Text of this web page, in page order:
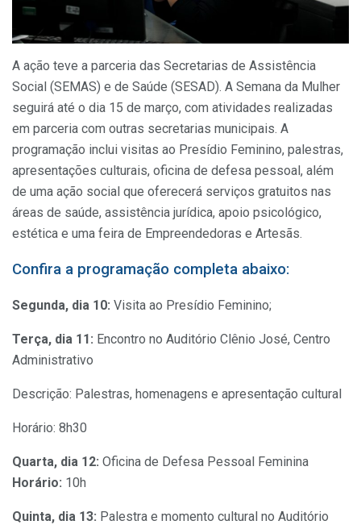
A ação teve a parceria das Secretarias de Assistência
Social (SEMAS) e de Saúde (SESAD). A Semana da Mulher
seguirá até o dia 15 de março, com atividades realizadas
em parceria com outras secretarias municipais. A
programação inclui visitas ao Presídio Feminino, palestras,
apresentações culturais, oficina de defesa pessoal, além
de uma ação social que oferecerá serviços gratuitos nas
áreas de saúde, assistência jurídica, apoio psicológico,
estética e uma feira de Empreendedoras e Artesãs.
Confira a programação completa abaixo:
Segunda, dia 10: Visita ao Presídio Feminino;
Terça, dia 11: Encontro no Auditório Clênio José, Centro
Administrativo
Descrição: Palestras, homenagens e apresentação cultural
Horário: 8h30
Quarta, dia 12: Oficina de Defesa Pessoal Feminina
Horário: 10h
Quinta, dia 13: Palestra e momento cultural no Auditório